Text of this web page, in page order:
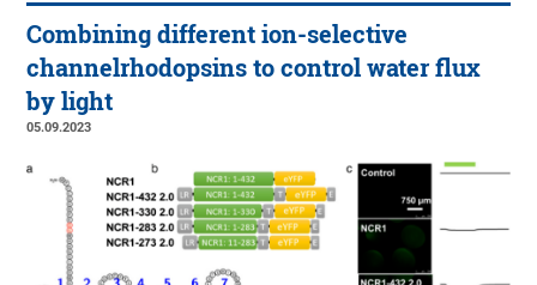
Combining different ion-selective
channelrhodopsins to control water flux
by light
05.09.2023